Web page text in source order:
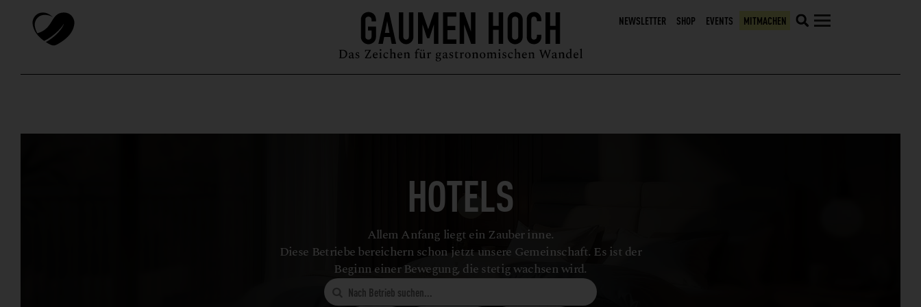
NEWSLETTER SHOP EVENTS MITMACHEN
MAGAZIN GUIDE PODCAST ÜBER UNS SYMPOSIUM
HOTELS
Allem Anfang liegt ein Zauber inne.
Diese Betriebe bereichern schon jetzt unsere Gemeinschaft. Es ist der
Beginn einer Bewegung, die stetig wachsen wird.
